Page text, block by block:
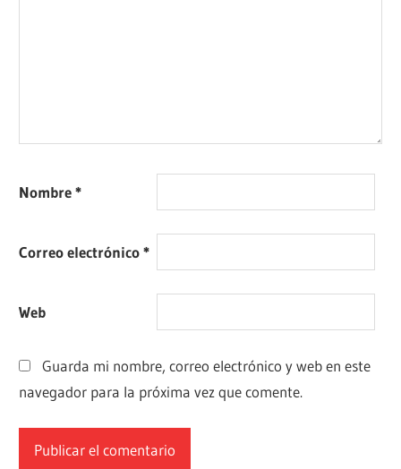
Nombre*
Correo electrónico*
Web
Guarda mi nombre, correo electrónico y web en este
navegador para la próxima vez que comente.